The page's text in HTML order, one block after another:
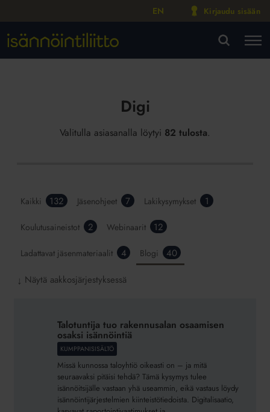
EN Kirjaudu sisään
Digi
Valitulla asiasanalla löytyi 82 tulosta.
Kaikki 132 Jäsenohjeet 7 Lakikysymykset 1
Koulutusaineistot 2 Webinaarit 12
Ladattavat jäsenmateriaalit 4 Blogi 40
↓ Näytä aakkosjärjestyksessä
rakennusalanTalotuntija tuo rakennusalan osaamisen
osaksi isännöintiä
KUMPPANISISÄLTÖ
Missä kunnossa taloyhtiö oikeasti on – ja mitä
seuraavaksi pitäisi tehdä? Tämä kysymys tulee
isännöitsijälle vastaan yhä useammin, eikä vastaus löydy
isännöintijärjestelmien kiinteistötiedoista. Digitalisaatio,